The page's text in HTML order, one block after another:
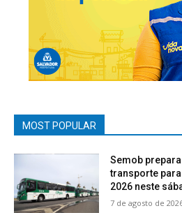
MOST POPULAR
Semob
transporte
2026 neste
7 de agosto de